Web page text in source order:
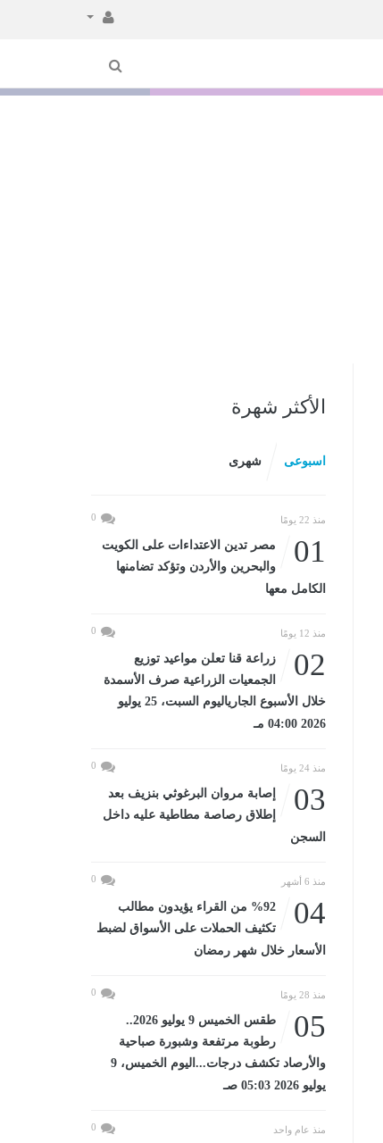
الأكثر شهرة
اسبوعى شهرى
منذ 22 يومًا 0
01
مصر تدين الاعتداءات على الكويت
والبحرين والأردن وتؤكد تضامنها
الكامل معها
منذ 12 يومًا 0
02
زراعة قنا تعلن مواعيد توزيع
الجمعيات الزراعية صرف الأسمدة
خلال الأسبوع الجارياليوم السبت، 25 يوليو
2026 04:00 مـ
منذ 24 يومًا 0
03
إصابة مروان البرغوثي بنزيف بعد
إطلاق رصاصة مطاطية عليه داخل
السجن
منذ 6 أشهر 0
04
%92 من القراء يؤيدون مطالب
تكثيف الحملات على الأسواق لضبط
الأسعار خلال شهر رمضان
منذ 28 يومًا 0
05
طقس الخميس 9 يوليو 2026..
رطوبة مرتفعة وشبورة صباحية
والأرصاد تكشف درجات...اليوم الخميس، 9
يوليو 2026 05:03 صـ
منذ عام واحد 0